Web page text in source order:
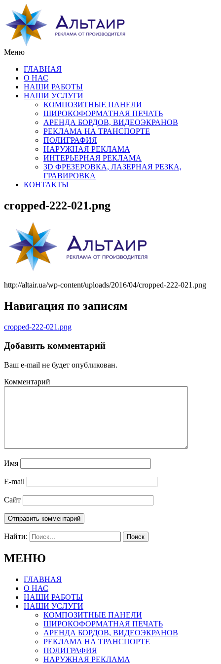
Меню
ГЛАВНАЯ
О НАС
НАШИ РАБОТЫ
НАШИ УСЛУГИ
КОМПОЗИТНЫЕ ПАНЕЛИ
ШИРОКОФОРМАТНАЯ ПЕЧАТЬ
АРЕНДА БОРДОВ, ВИДЕОЭКРАНОВ
РЕКЛАМА НА ТРАНСПОРТЕ
ПОЛИГРАФИЯ
НАРУЖНАЯ РЕКЛАМА
ИНТЕРЬЕРНАЯ РЕКЛАМА
3D ФРЕЗЕРОВКА, ЛАЗЕРНАЯ РЕЗКА,
ГРАВИРОВКА
КОНТАКТЫ
cropped-222-021.png
http://altair.ua/wp-content/uploads/2016/04/cropped-222-021.png
Навигация по записям
cropped-222-021.png
Добавить комментарий
Ваш e-mail не будет опубликован.
Комментарий
Имя
E-mail
Сайт
Найти:
МЕНЮ
ГЛАВНАЯ
О НАС
НАШИ РАБОТЫ
НАШИ УСЛУГИ
КОМПОЗИТНЫЕ ПАНЕЛИ
ШИРОКОФОРМАТНАЯ ПЕЧАТЬ
АРЕНДА БОРДОВ, ВИДЕОЭКРАНОВ
РЕКЛАМА НА ТРАНСПОРТЕ
ПОЛИГРАФИЯ
НАРУЖНАЯ РЕКЛАМА